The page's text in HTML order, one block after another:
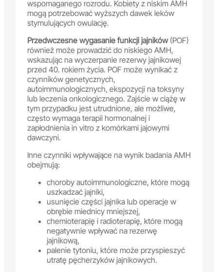
wspomaganego rozrodu. Kobiety z niskim AMH
mogą potrzebować wyższych dawek leków
stymulujących owulację.
Przedwczesne wygasanie funkcji jajników(POF)
również może prowadzić do niskiego AMH,
wskazując na wyczerpanie rezerwy jajnikowej
przed 40. rokiem życia. POF może wynikać z
czynników genetycznych,
autoimmunologicznych, ekspozycji na toksyny
lub leczenia onkologicznego. Zajście w ciążę w
tym przypadku jest utrudnione, ale możliwe,
często wymaga terapii hormonalnej i
zapłodnienia in vitro z komórkami jajowymi
dawczyni.
Inne czynniki wpływające na wynik badania AMH
obejmują:
choroby autoimmunologiczne, które mogą
uszkadzać jajniki,
usunięcie części jajnika lub operacje w
obrębie miednicy mniejszej,
chemioterapię i radioterapię, które mogą
negatywnie wpływać na rezerwę
jajnikową,
palenie tytoniu, które może przyspieszyć
utratę pęcherzyków jajnikowych.